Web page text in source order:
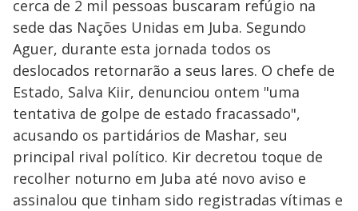
cerca de 2 mil pessoas buscaram refúgio na
sede das Nações Unidas em Juba. Segundo
Aguer, durante esta jornada todos os
deslocados retornarão a seus lares. O chefe de
Estado, Salva Kiir, denunciou ontem "uma
tentativa de golpe de estado fracassado",
acusando os partidários de Mashar, seu
principal rival político. Kir decretou toque de
recolher noturno em Juba até novo aviso e
assinalou que tinham sido registradas vítimas e